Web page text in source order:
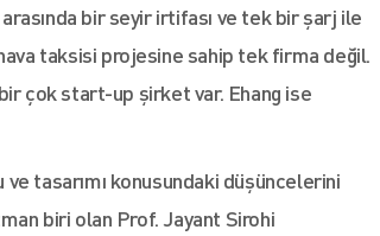
bir seyir irtifası ve tek bir şarj ile
taksisi projesine sahip tek firma değil.
çok start-up şirket var. Ehang ise
tasarımı konusundaki düşüncelerini
biri olan Prof. Jayant Sirohi